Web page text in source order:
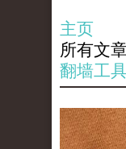
主页
所有文
翻墙工